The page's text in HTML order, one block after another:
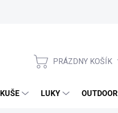
NÁKUPNÝ
PRÁZDNY KOŠÍK
KUŠE LUKY OUTDOOR